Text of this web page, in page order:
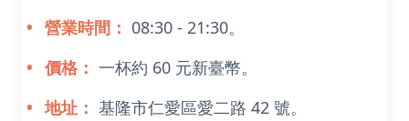
營業時間： 08:30 - 21:30。
價格： 一杯約 60 元新臺幣。
地址： 基隆市仁愛區愛二路 42 號。